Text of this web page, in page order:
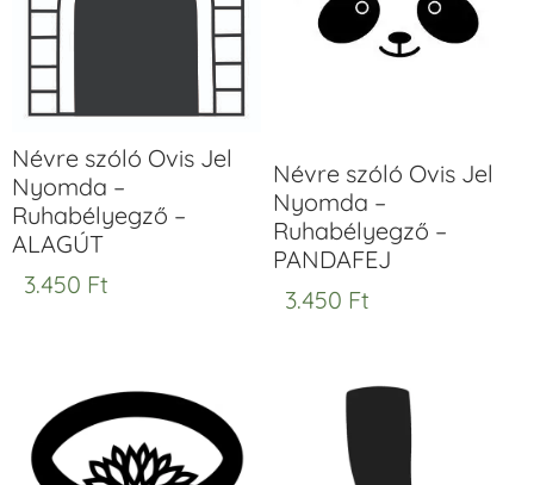
Névre szóló Ovis Jel
Nyomda –
Ruhabélyegző –
ALAGÚT
3.450 Ft
Névre szóló Ovis Jel
Nyomda –
Ruhabélyegző –
PANDAFEJ
3.450 Ft